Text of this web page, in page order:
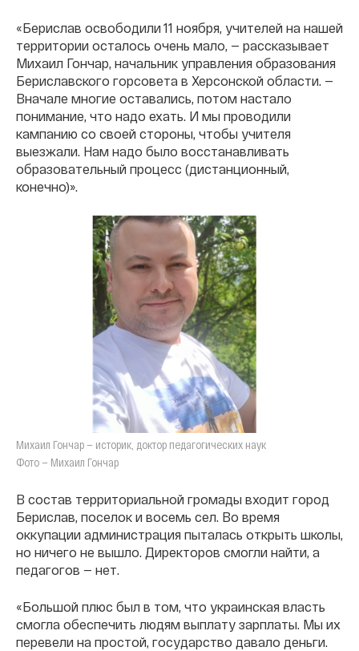
«Берислав освободили 11 ноября, учителей на нашей
территории осталось очень мало, — рассказывает
Михаил Гончар, начальник управления образования
Бериславского горсовета в Херсонской области. —
Вначале многие оставались, потом настало
понимание, что надо ехать. И мы проводили
кампанию со своей стороны, чтобы учителя
выезжали. Нам надо было восстанавливать
образовательный процесс (дистанционный,
конечно)».
Михаил Гончар — историк, доктор педагогических наук
Фото — Михаил Гончар
В состав территориальной громады входит город
Берислав, поселок и восемь сел. Во время
оккупации администрация пыталась открыть школы,
но ничего не вышло. Директоров смогли найти, а
педагогов — нет.
«Большой плюс был в том, что украинская власть
смогла обеспечить людям выплату зарплаты. Мы их
перевели на простой, государство давало деньги.